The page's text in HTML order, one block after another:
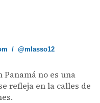
/@mlasso12
no es una
refleja en la calles de